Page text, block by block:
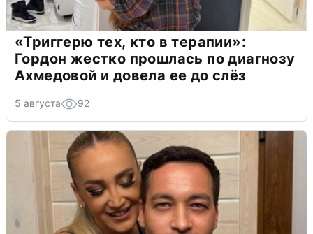
«Триггерю тех, кто в терапии»:
Гордон жестко прошлась по диагнозу
Ахмедовой и довела ее до слёз
5 августа 92